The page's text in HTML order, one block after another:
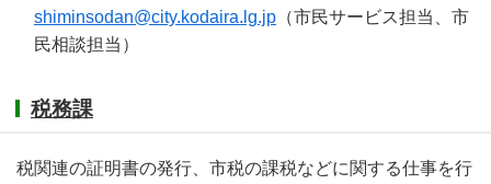
shiminsodan@city.kodaira.lg.jp （市民サービス担当、市
民相談担当）
税務課
税関連の証明書の発行、市税の課税などに関する仕事を行